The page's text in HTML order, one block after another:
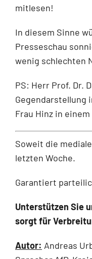
mitlesen!
In diesem Sinne
Presseschau
wenig schlechten
PS: Herr Prof. Dr.
Frau Hinz in
Soweit die
letzten Woche.
Garantiert
Unterstützen Sie
sorgt für
Autor: Andreas